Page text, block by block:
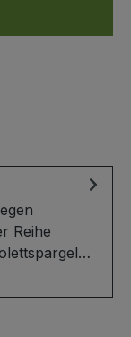
Reihe